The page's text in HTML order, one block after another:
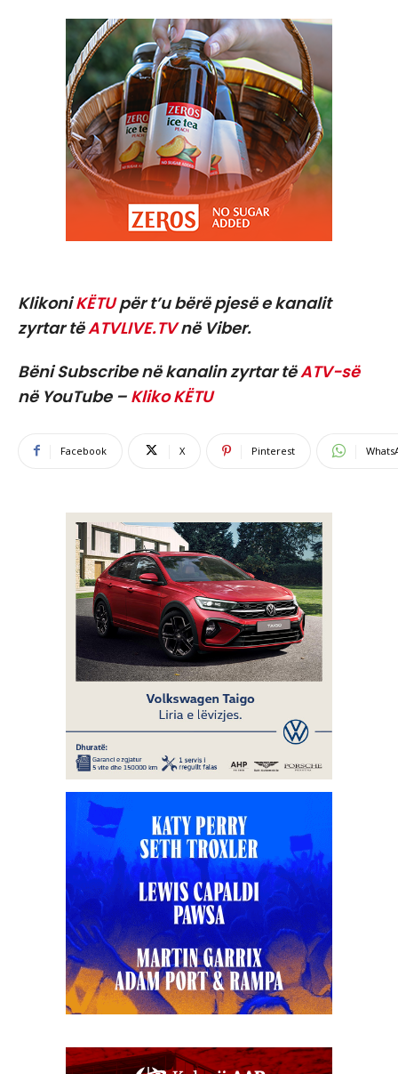
KlikoniKËTUpër t’u bërë pjesë e kanalit
zyrtar tëATVLIVE.TVnë Viber.
Bëni Subscribe në kanalin zyrtar tëATV-së
në YouTube – Kliko KËTU
Facebook X Pinterest